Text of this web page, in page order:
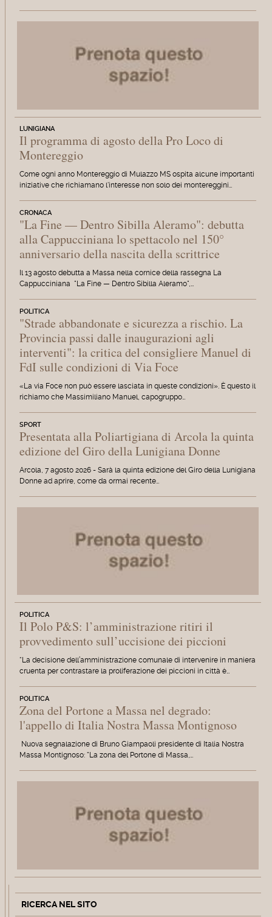
LUNIGIANA
Il programma di agosto della Pro Loco di
Montereggio
Come ogni anno Montereggio di Mulazzo MS ospita alcune importanti
iniziative che richiamano l'interesse non solo dei montereggini…
CRONACA
"La Fine — Dentro Sibilla Aleramo": debutta
alla Cappucciniana lo spettacolo nel 150°
anniversario della nascita della scrittrice
Il 13 agosto debutta a Massa nella cornice della rassegna La
Cappucciniana "La Fine — Dentro Sibilla Aleramo",…
POLITICA
"Strade abbandonate e sicurezza a rischio. La
Provincia passi dalle inaugurazioni agli
interventi": la critica del consigliere Manuel di
FdI sulle condizioni di Via Foce
«La via Foce non può essere lasciata in queste condizioni». È questo il
richiamo che Massimiliano Manuel, capogruppo…
SPORT
Presentata alla Poliartigiana di Arcola la quinta
edizione del Giro della Lunigiana Donne
Arcola, 7 agosto 2026 - Sarà la quinta edizione del Giro della Lunigiana
Donne ad aprire, come da ormai recente…
POLITICA
Il Polo P&S: l’amministrazione ritiri il
provvedimento sull’uccisione dei piccioni
“La decisione dell’amministrazione comunale di intervenire in maniera
cruenta per contrastare la proliferazione dei piccioni in città è…
POLITICA
Zona del Portone a Massa nel degrado:
l'appello di Italia Nostra Massa Montignoso
Nuova segnalazione di Bruno Giampaoli presidente di Italia Nostra
Massa Montignoso: "La zona del Portone di Massa,…
RICERCA NEL SITO